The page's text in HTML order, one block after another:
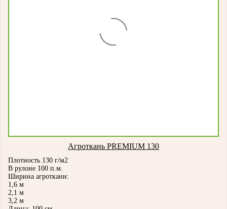
Агроткань PREMIUM 130
Плотность 130 г/м2
В рулоне 100 п.м.
Ширина агроткани:
1,6 м
2,1 м
3,2 м